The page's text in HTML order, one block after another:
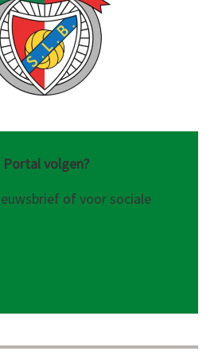
volgen?
of voor sociale